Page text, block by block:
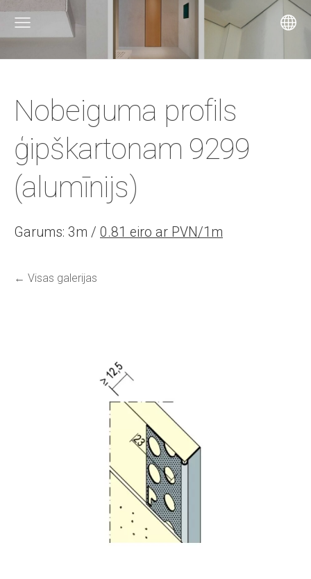
Nobeiguma profils
ģipškartonam 9299
(alumīnijs)
Garums: 3m / 0.81 eiro ar PVN/1m
Visas galerijas